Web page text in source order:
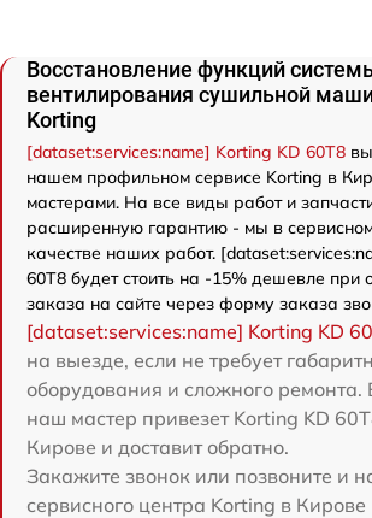
Восстановление функций
вентилирования сушильной
Korting
[dataset:services:name] Korting KD 60T8
нашем профильном сервисе Korting в
мастерами. На все виды работ и
расширенную гарантию - мы в
качестве наших работ.
60T8 будет стоить на -15% дешевле при
заказа на сайте через форму заказа
[dataset:services:name] Korting KD
на выезде, если не требует
оборудования и сложного ремонта.
наш мастер привезет Korting KD
Кирове и доставит обратно.
Закажите звонок или позвоните и
сервисного центра Korting в Кирове